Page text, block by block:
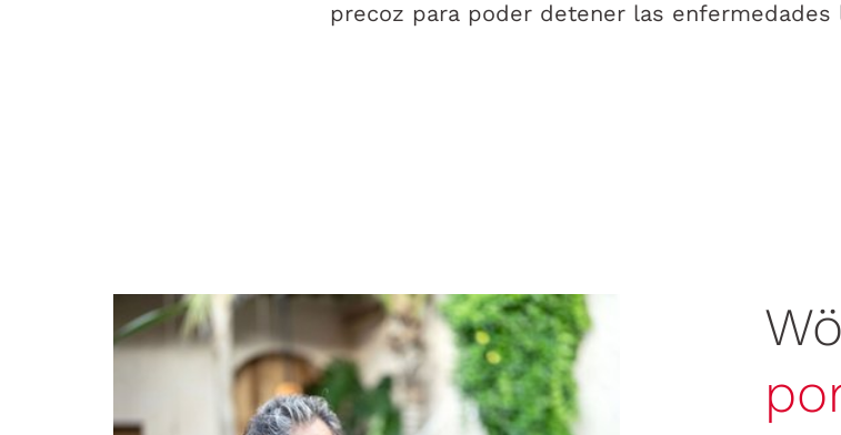
precoz para poder detener las enfermedades